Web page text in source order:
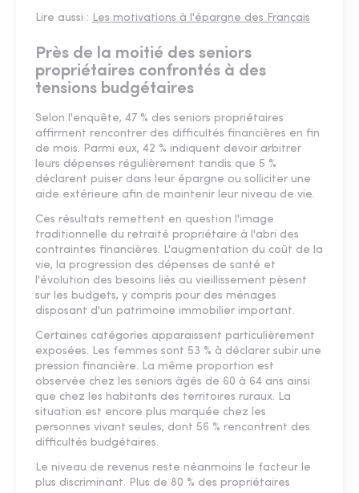
Lire aussi : Les motivations à l'épargne des Français
Près de la moitié des seniors
propriétaires confrontés à des
tensions budgétaires
Selon l'enquête, 47 % des seniors propriétaires
affirment rencontrer des difficultés financières en fin
de mois. Parmi eux, 42 % indiquent devoir arbitrer
leurs dépenses régulièrement tandis que 5 %
déclarent puiser dans leur épargne ou solliciter une
aide extérieure afin de maintenir leur niveau de vie.
Ces résultats remettent en question l'image
traditionnelle du retraité propriétaire à l'abri des
contraintes financières. L'augmentation du coût de la
vie, la progression des dépenses de santé et
l'évolution des besoins liés au vieillissement pèsent
sur les budgets, y compris pour des ménages
disposant d'un patrimoine immobilier important.
Certaines catégories apparaissent particulièrement
exposées. Les femmes sont 53 % à déclarer subir une
pression financière. La même proportion est
observée chez les seniors âgés de 60 à 64 ans ainsi
que chez les habitants des territoires ruraux. La
situation est encore plus marquée chez les
personnes vivant seules, dont 56 % rencontrent des
difficultés budgétaires.
Le niveau de revenus reste néanmoins le facteur le
plus discriminant. Plus de 80 % des propriétaires